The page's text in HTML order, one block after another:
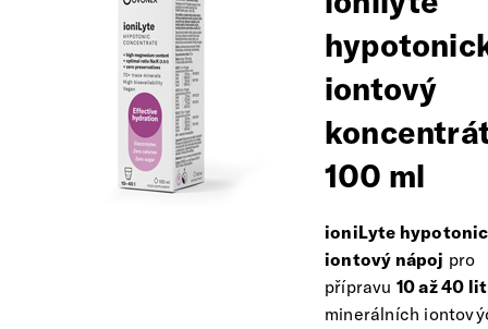
iontový
100 ml
ioniLyte
iontový nápoj pro
přípravu 10 až 40
minerálních